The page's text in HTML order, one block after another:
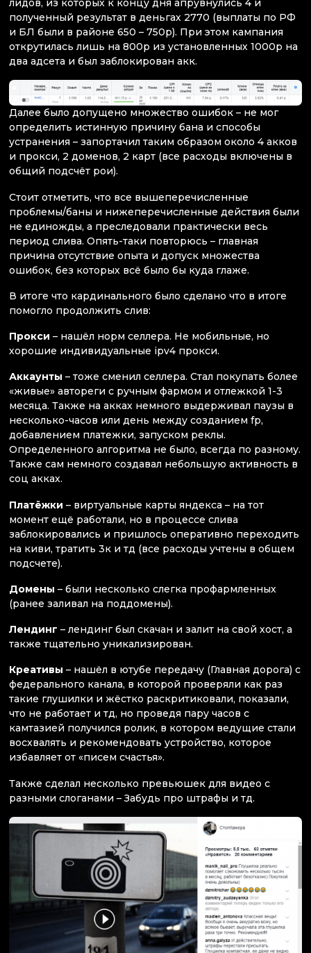
лидов, из которых к концу дня апрувнулись 4 и
полученный результат в деньгах 2770 (выплаты по РФ
и БЛ были в районе 650 – 750р). При этом кампания
открутилась лишь на 800р из установленных 1000р на
два адсета и был заблокирован акк.
Далее было допущено множество ошибок – не мог
определить истинную причину бана и способы
устранения – запортачил таким образом около 4 акков
и прокси, 2 доменов, 2 карт (все расходы включены в
общий подсчёт рои).
Стоит отметить, что все вышеперечисленные
проблемы/баны и нижеперечисленные действия были
не единожды, а преследовали практически весь
период слива. Опять-таки повторюсь – главная
причина отсутствие опыта и допуск множества
ошибок, без которых всё было бы куда глаже.
В итоге что кардинального было сделано что в итоге
помогло продолжить слив:
Прокси – нашёл норм селлера. Не мобильные, но
хорошие индивидуальные ipv4 прокси.
Аккаунты – тоже сменил селлера. Стал покупать более
«живые» автореги с ручным фармом и отлежкой 1-3
месяца. Также на акках немного выдерживал паузы в
несколько-часов или день между созданием fp,
добавлением платежки, запуском реклы.
Определенного алгоритма не было, всегда по разному.
Также сам немного создавал небольшую активность в
соц акках.
Платёжки – виртуальные карты яндекса – на тот
момент ещё работали, но в процессе слива
заблокировались и пришлось оперативно переходить
на киви, тратить 3к и тд (все расходы учтены в общем
подсчете).
Домены – были несколько слегка профармленных
(ранее заливал на поддомены).
Лендинг – лендинг был скачан и залит на свой хост, а
также тщательно уникализирован.
Креативы – нашёл в ютубе передачу (Главная дорога) с
федерального канала, в которой проверяли как раз
такие глушилки и жёстко раскритиковали, показали,
что не работает и тд, но проведя пару часов с
камтазией получился ролик, в котором ведущие стали
восхвалять и рекомендовать устройство, которое
избавляет от «писем счастья».
Также сделал несколько превьюшек для видео с
разными слоганами – Забудь про штрафы и тд.